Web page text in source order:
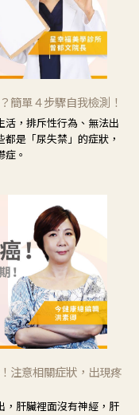
簡單４步驟自我檢測！
，排斥性行為、無法出
是「尿失禁」的症狀，
。
注意相關症狀，出現疼
，肝臟裡面沒有神經，肝